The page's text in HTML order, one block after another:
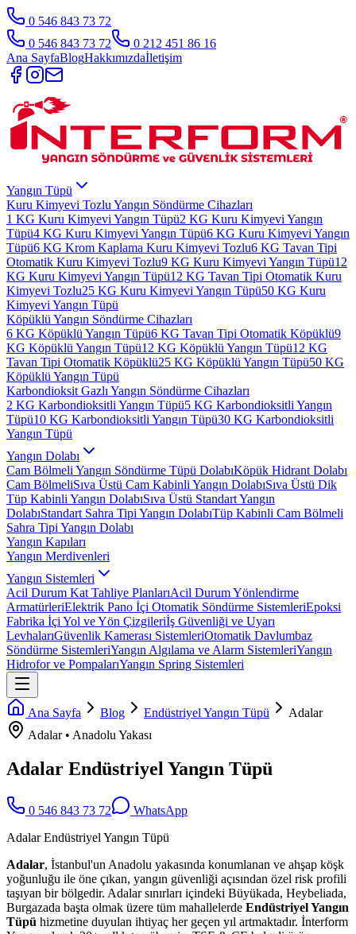
0 546 843 73 72
0 546 843 73 72
0 212 451 86 16
Ana SayfaBlogHakkımızdaİletişim
Yangın Tüpü
Kuru Kimyevi Tozlu Yangın Söndürme Cihazları
1 KG Kuru Kimyevi Yangın Tüpü2 KG Kuru Kimyevi Yangın
Tüpü4 KG Kuru Kimyevi Yangın Tüpü6 KG Kuru Kimyevi Yangın
Tüpü6 KG Krom Kaplama Kuru Kimyevi Tozlu6 KG Tavan Tipi
Otomatik Kuru Kimyevi Tozlu9 KG Kuru Kimyevi Yangın Tüpü12
KG Kuru Kimyevi Yangın Tüpü12 KG Tavan Tipi Otomatik Kuru
Kimyevi Tozlu25 KG Kuru Kimyevi Yangın Tüpü50 KG Kuru
Kimyevi Yangın Tüpü
Köpüklü Yangın Söndürme Cihazları
6 KG Köpüklü Yangın Tüpü6 KG Tavan Tipi Otomatik Köpüklü9
KG Köpüklü Yangın Tüpü12 KG Köpüklü Yangın Tüpü12 KG
Tavan Tipi Otomatik Köpüklü25 KG Köpüklü Yangın Tüpü50 KG
Köpüklü Yangın Tüpü
Karbondioksit Gazlı Yangın Söndürme Cihazları
2 KG Karbondioksitli Yangın Tüpü5 KG Karbondioksitli Yangın
Tüpü10 KG Karbondioksitli Yangın Tüpü30 KG Karbondioksitli
Yangın Tüpü
Yangın Dolabı
Cam Bölmeli Yangın Söndürme Tüpü DolabıKöpük Hidrant Dolabı
Cam BölmeliSıva Üstü Cam Kabinli Yangın DolabıSıva Üstü Dik
Tüp Kabinli Yangın DolabıSıva Üstü Standart Yangın
DolabıStandart Sahra Tipi Yangın DolabıTüp Kabinli Cam Bölmeli
Sahra Tipi Yangın Dolabı
Yangın Kapıları
Yangın Merdivenleri
Yangın Sistemleri
Acil Durum Kat Tahliye PlanlarıAcil Durum Yönlendirme
ArmatürleriElektrik Pano İçi Otomatik Söndürme SistemleriEpoksi
Fabrika İçi Yol ve Yön Çizgileriİş Güvenliği ve Uyarı
LevhalarıGüvenlik Kamerası SistemleriOtomatik Davlumbaz
Söndürme SistemleriYangın Algılama ve Alarm SistemleriYangın
Hidrofor ve PompalarıYangın Spring Sistemleri
Ana Sayfa Blog Endüstriyel Yangın Tüpü
Adalar
Adalar• Anadolu Yakası
Adalar Endüstriyel Yangın Tüpü
0 546 843 73 72
WhatsApp
Adalar Endüstriyel Yangın Tüpü
Adalar, İstanbul'un Anadolu yakasında konumlanan ve ahşap köşk
yoğunluğu ile öne çıkan, yangın güvenliği açısından özel risk profili
taşıyan bir bölgedir. Adalar sınırları içindeki Büyükada, Heybeliada,
Burgazada başta olmak üzere tüm mahallelerde Endüstriyel Yangın
Tüpü hizmetine duyulan ihtiyaç her geçen yıl artmaktadır. İnterform